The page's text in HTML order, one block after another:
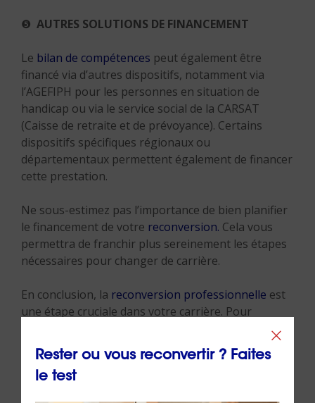
❺ AUTRES SOLUTIONS DE FINANCEMENT
Le bilan de compétences peut également être
financé via d’autres dispositifs, notamment via
l’AGEFIPH pour les personnes en situation de
handicap ou via le service social de la CARSAT
(Caisse de retraite et de prévoyance). Certains
dispositifs spécifiques régionaux ou
départementaux permettent également de financer
cette prestation.
Ne sous-estimez pas l’importance de bien planifier
le financement de votre reconversion. Cela vous
permettra de franchir plus sereinement les étapes
nécessaires pour changer de carrière.
En conclusion, la reconversion professionnelle est
une étape cruciale dans votre carrière. Pour
professionnelle : par où commencer ? », saisissez
l’opportunité du bilan de compétences
ORIENTACTION et explorez les solutions de
Rester ou vous reconvertir ? Faites
le test